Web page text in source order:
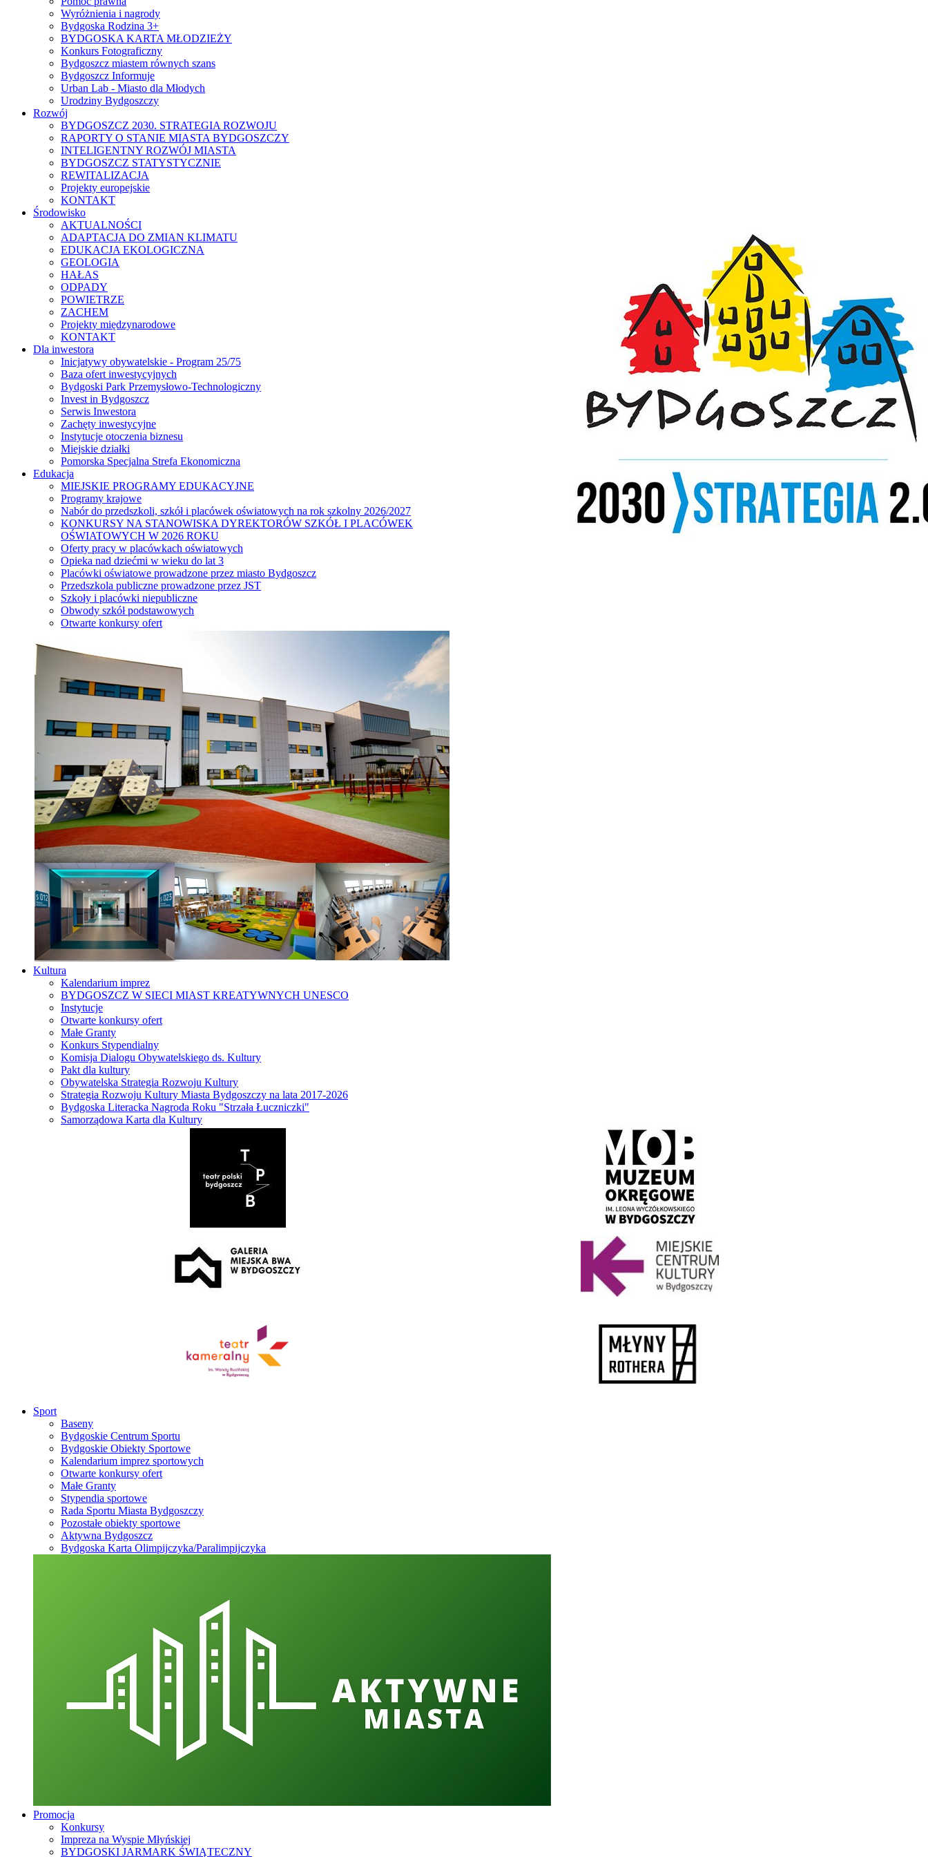
Wyróżnienia i nagrody
Bydgoska Rodzina 3+
BYDGOSKA KARTA MŁODZIEŻY
Konkurs Fotograficzny
Bydgoszcz miastem równych szans
Bydgoszcz Informuje
Urban Lab - Miasto dla Młodych
Urodziny Bydgoszczy
Rozwój
BYDGOSZCZ 2030. STRATEGIA ROZWOJU
RAPORTY O STANIE MIASTA BYDGOSZCZY
INTELIGENTNY ROZWÓJ MIASTA
BYDGOSZCZ STATYSTYCZNIE
REWITALIZACJA
Projekty europejskie
KONTAKT
Środowisko
AKTUALNOŚCI
ADAPTACJA DO ZMIAN KLIMATU
EDUKACJA EKOLOGICZNA
GEOLOGIA
HAŁAS
ODPADY
POWIETRZE
ZACHEM
Projekty międzynarodowe
KONTAKT
Dla inwestora
Inicjatywy obywatelskie - Program 25/75
Baza ofert inwestycyjnych
Bydgoski Park Przemysłowo-Technologiczny
Invest in Bydgoszcz
Serwis Inwestora
Zachęty inwestycyjne
Instytucje otoczenia biznesu
Miejskie działki
Pomorska Specjalna Strefa Ekonomiczna
Edukacja
MIEJSKIE PROGRAMY EDUKACYJNE
Programy krajowe
Nabór do przedszkoli, szkół i placówek oświatowych na rok szkolny 2026/2027
KONKURSY NA STANOWISKA DYREKTORÓW SZKÓŁ I PLACÓWEK
OŚWIATOWYCH W 2026 ROKU
Oferty pracy w placówkach oświatowych
Opieka nad dziećmi w wieku do lat 3
Placówki oświatowe prowadzone przez miasto Bydgoszcz
Przedszkola publiczne prowadzone przez JST
Szkoły i placówki niepubliczne
Obwody szkół podstawowych
Otwarte konkursy ofert
Kultura
Kalendarium imprez
BYDGOSZCZ W SIECI MIAST KREATYWNYCH UNESCO
Instytucje
Otwarte konkursy ofert
Małe Granty
Konkurs Stypendialny
Komisja Dialogu Obywatelskiego ds. Kultury
Pakt dla kultury
Obywatelska Strategia Rozwoju Kultury
Strategia Rozwoju Kultury Miasta Bydgoszczy na lata 2017-2026
Bydgoska Literacka Nagroda Roku "Strzała Łuczniczki"
Samorządowa Karta dla Kultury
Sport
Baseny
Bydgoskie Centrum Sportu
Bydgoskie Obiekty Sportowe
Kalendarium imprez sportowych
Otwarte konkursy ofert
Małe Granty
Stypendia sportowe
Rada Sportu Miasta Bydgoszczy
Pozostałe obiekty sportowe
Aktywna Bydgoszcz
Bydgoska Karta Olimpijczyka/Paralimpijczyka
Promocja
Konkursy
Impreza na Wyspie Młyńskiej
BYDGOSKI JARMARK ŚWIĄTECZNY